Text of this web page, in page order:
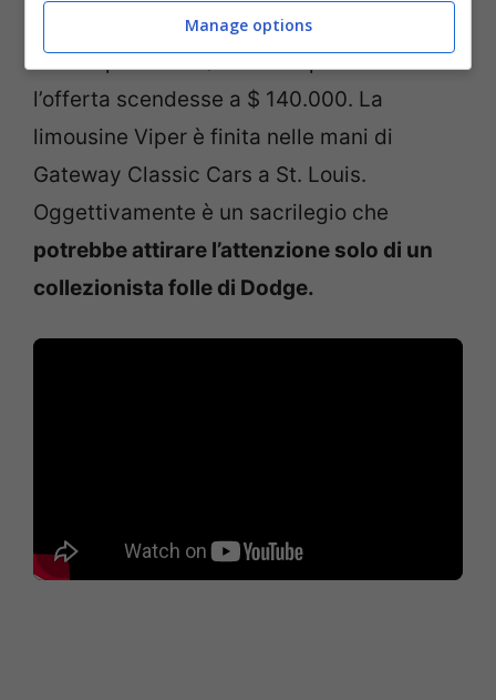
vendita tramite il Marketplace di Facebook
con un prezzo di $ 160.000 prima che
l’offerta scendesse a $ 140.000. La
limousine Viper è finita nelle mani di
Gateway Classic Cars a St. Louis.
Oggettivamente è un sacrilegio che
potrebbe attirare l’attenzione solo di un
collezionista folle di Dodge.
Manage options